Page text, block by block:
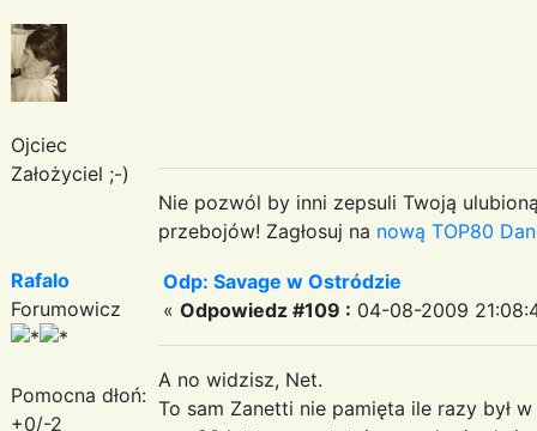
Ojciec
Założyciel ;-)
Nie pozwól by inni zepsuli Twoją
przebojów! Zagłosuj na nową TOP80
Rafalo
Forumowicz
Pomocna dłoń:
+0/-2
Odp: Savage w Ostródzie
« Odpowiedz #109 : 04-08-2009
A no widzisz, Net.
To sam Zanetti nie pamięta ile razy był